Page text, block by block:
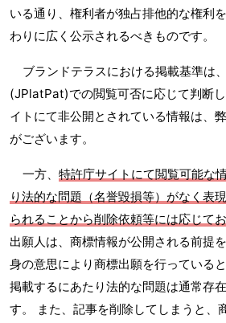
いる通り、権利者が独占排他的な権利
わりに広く公示されるべきものです。
ブランドテラスにおける掲載基準は
(JPlatPat)での閲覧可否に応じて判断
イトにて非公開とされている情報は、
がございます。
一方、 特許庁サイトにて閲覧可能な
り法的な問題（名誉毀損等）がなく表
られることから削除依頼等には応じて
出願人は、商標情報が公開される前提
身の意思により商標出願を行っている
掲載するにあたり法的な問題は通常存
す。 また、記事を削除してしまうと、